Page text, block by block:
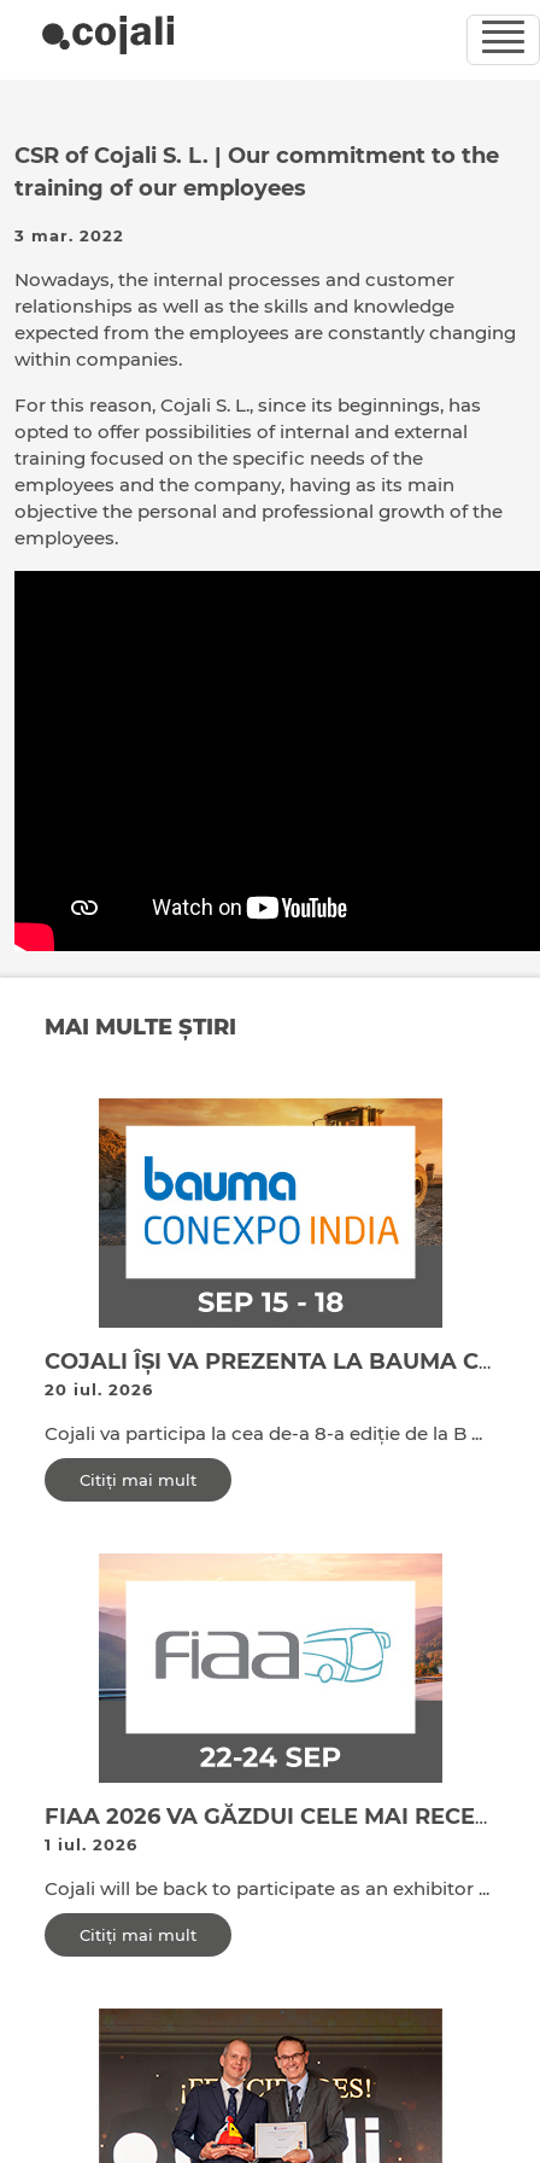
CSR of Cojali S. L. | Our commitment to the
training of our employees
3 mar. 2022
Nowadays, the internal processes and customer
relationships as well as the skills and knowledge
expected from the employees are constantly changing
within companies.
For this reason, Cojali S. L., since its beginnings, has
opted to offer possibilities of internal and external
training focused on the specific needs of the
employees and the company, having as its main
objective the personal and professional growth of the
employees.
MAI MULTE ȘTIRI
COJALI ÎȘI VA PREZENTA LA BAUMA CONEXPO INDIA 2026 SOLUȚIILE TEHNOLOGICE DESTINATE PRODUCĂTORILOR DE UTILAJE PENTRU CONSTRUCȚII
20 iul. 2026
Cojali va participa la cea de-a 8-a ediție de la B ...
Citiți mai mult
FIAA 2026 VA GĂZDUI CELE MAI RECENTE INOVAȚII TEHNOLOGICE DE LA COJALI PENTRU SECTORUL TRANSPORTULUI DE PASAGERI.
1 iul. 2026
Cojali will be back to participate as an exhibitor ...
Citiți mai mult